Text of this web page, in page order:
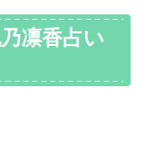
凛香占い